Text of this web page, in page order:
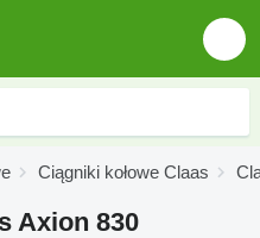
Ciągniki kołowe Claas
Axion 830